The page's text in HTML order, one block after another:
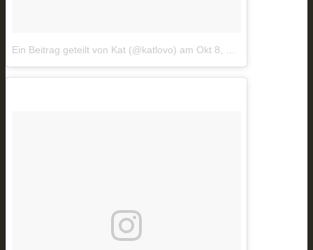
Ein Beitrag geteilt von Kat (@katlovo) am Okt 8, 2018 um 9:43 PDT